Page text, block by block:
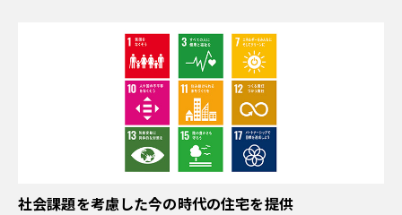
社会課題を考慮した今の時代の住宅を提供